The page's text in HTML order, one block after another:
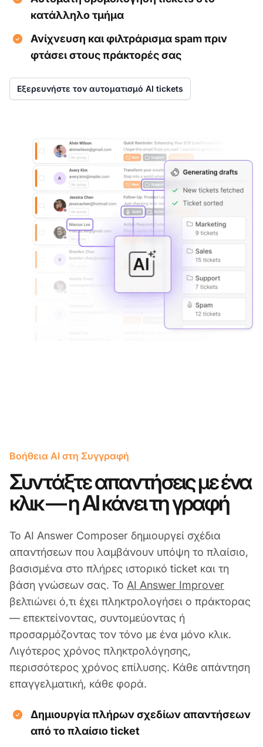
κατάλληλο τμήμα
Ανίχνευση και φιλτράρισμα spam πριν
φτάσει στους πράκτορές σας
Εξερευνήστε τον αυτοματισμό AI tickets
Βοήθεια AI στη Συγγραφή
Συντάξτε απαντήσεις με ένα
κλικ — η AI κάνει τη γραφή
Το AI Answer Composer δημιουργεί σχέδια
απαντήσεων που λαμβάνουν υπόψη το πλαίσιο,
βασισμένα στο πλήρες ιστορικό ticket και τη
βάση γνώσεων σας. Το AI Answer Improver
βελτιώνει ό,τι έχει πληκτρολογήσει ο πράκτορας
— επεκτείνοντας, συντομεύοντας ή
προσαρμόζοντας τον τόνο με ένα μόνο κλικ.
Λιγότερος χρόνος πληκτρολόγησης,
περισσότερος χρόνος επίλυσης. Κάθε απάντηση
επαγγελματική, κάθε φορά.
Δημιουργία πλήρων σχεδίων απαντήσεων
από το πλαίσιο ticket